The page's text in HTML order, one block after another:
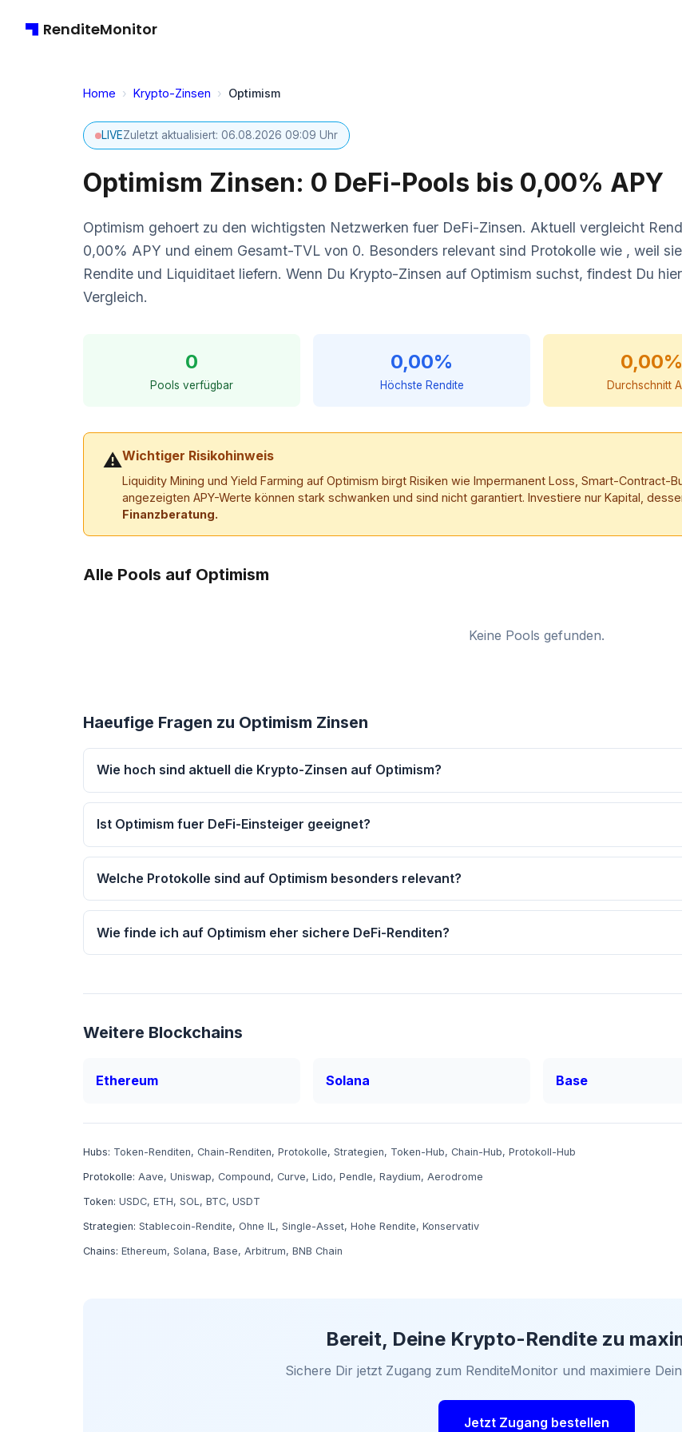
RenditeMonitor
Home › Krypto-Zinsen › Optimism
LIVEZuletzt aktualisiert: 06.08.2026 09:09 Uhr
Optimism Zinsen: 0 DeFi-Pools bis 0,00% APY
Optimism gehoert zu den wichtigsten Netzwerken fuer DeFi-Zinsen. Aktuell vergleicht
0,00% APY und einem Gesamt-TVL von 0. Besonders relevant sind Protokolle wie , weil
Rendite und Liquiditaet liefern. Wenn Du Krypto-Zinsen auf Optimism suchst, findest Du
Vergleich.
0
Pools verfügbar
0,00%
Höchste Rendite
0,00%
Durchschnitt
⚠Wichtiger Risikohinweis
Liquidity Mining und Yield Farming auf Optimism birgt Risiken wie Impermanent Loss, Smart-Contract-
angezeigten APY-Werte können stark schwanken und sind nicht garantiert. Investiere nur Kapital,
Finanzberatung.
Alle Pools auf Optimism
Keine Pools gefunden.
Haeufige Fragen zu Optimism Zinsen
Wie hoch sind aktuell die Krypto-Zinsen auf Optimism?
Ist Optimism fuer DeFi-Einsteiger geeignet?
Welche Protokolle sind auf Optimism besonders relevant?
Wie finde ich auf Optimism eher sichere DeFi-Renditen?
Weitere Blockchains
Ethereum Solana Base
Hubs: Token-Renditen, Chain-Renditen, Protokolle, Strategien, Token-Hub, Chain-Hub, Protokoll-Hub
Protokolle: Aave, Uniswap, Compound, Curve, Lido, Pendle, Raydium, Aerodrome
Token: USDC, ETH, SOL, BTC, USDT
Strategien: Stablecoin-Rendite, Ohne IL, Single-Asset, Hohe Rendite, Konservativ
Chains: Ethereum, Solana, Base, Arbitrum, BNB Chain
Bereit, Deine Krypto-Rendite zu
Sichere Dir jetzt Zugang zum RenditeMonitor und maximiere
Jetzt Zugang bestellen